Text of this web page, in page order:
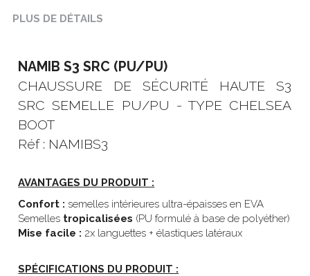
PLUS DE DÉTAILS
NAMIB S3 SRC (PU/PU)
CHAUSSURE DE SÉCURITÉ HAUTE S3
SRC SEMELLE PU/PU - TYPE CHELSEA
BOOT
Réf : NAMIBS3
AVANTAGES DU PRODUIT :
Confort : semelles intérieures ultra-épaisses en EVA
Semelles tropicalisées (PU formulé à base de polyéther)
Mise facile : 2x languettes + élastiques latéraux
SPÉCIFICATIONS DU PRODUIT :